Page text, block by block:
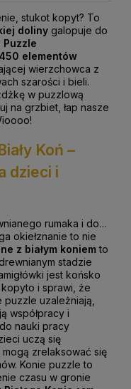
stukot kopyt? To
doliny galopuje do
Puzzle
450 elementów
wierzchowca z
szarości i bieli.
w puzzlową
na grzbiet, łap nasze
Koń –
dzieci i
rumaka i do…
okiełznanie to nie
z białym koniemto
stadzie
jest końsko
i sprawi, że
uzależniają,
współpracy i
nauki pracy
uczą się
zrelaksować się
Konie puzzle to
czasu w gronie